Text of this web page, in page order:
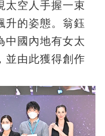
太空人手握一束
升的姿態。翁鈺
中國內地有女太
並由此獲得創作